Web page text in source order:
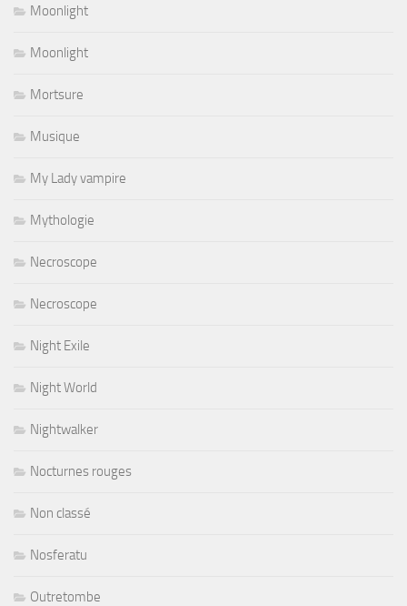
Moonlight
Moonlight
Mortsure
Musique
My Lady vampire
Mythologie
Necroscope
Necroscope
Night Exile
Night World
Nightwalker
Nocturnes rouges
Non classé
Nosferatu
Outretombe